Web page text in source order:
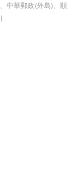
中華郵政(外島)、順